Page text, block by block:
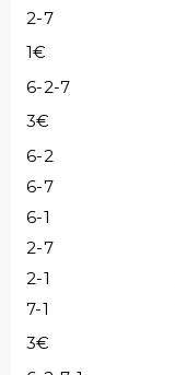
2-7
1€
6-2-7
3€
6-2
6-7
6-1
2-7
2-1
7-1
3€